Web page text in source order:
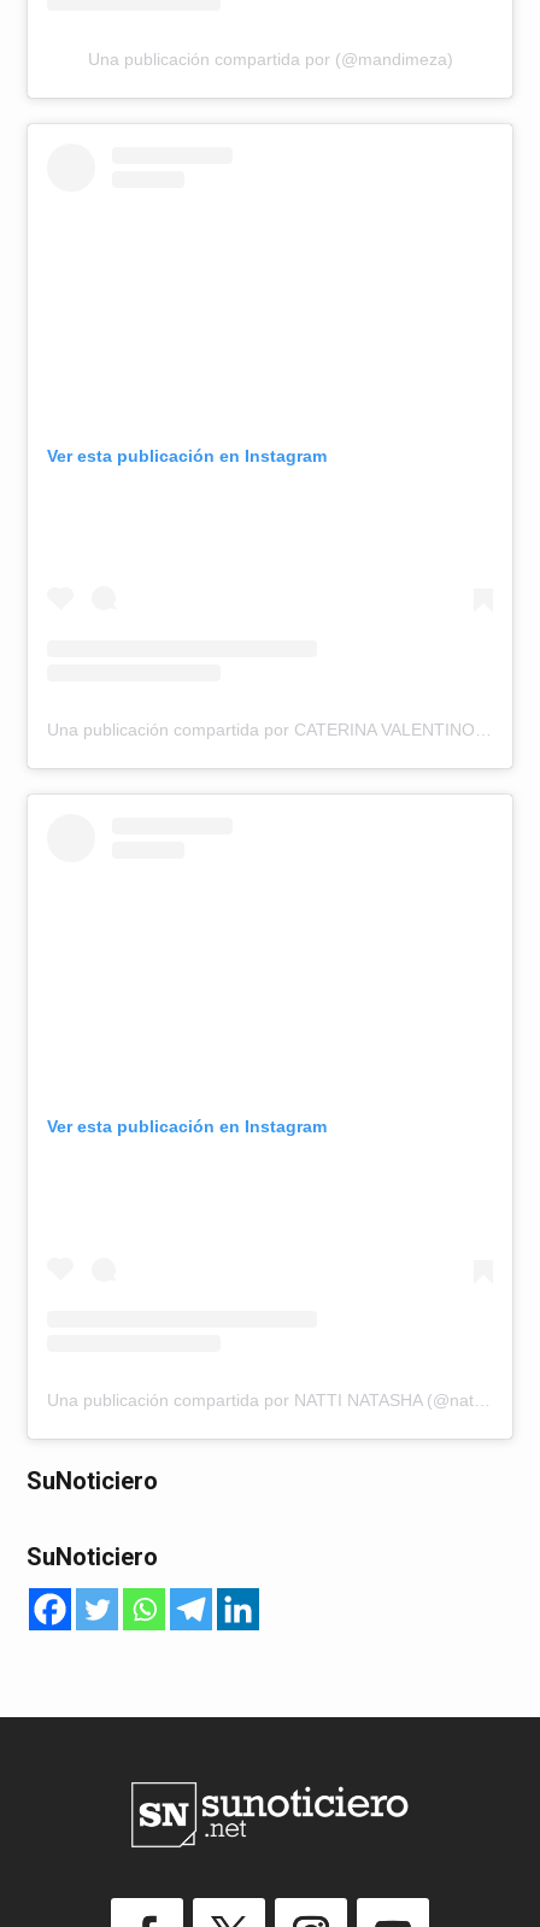
Una publicación compartida por (@mandimeza)
Ver esta publicación en Instagram
Ver esta publicación en Instagram
Una publicación compartida por NATTI NATASHA (@nattinatasha)
SuNoticiero
SuNoticiero